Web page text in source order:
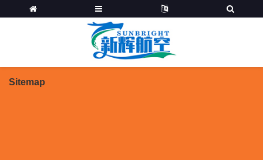
Sitemap